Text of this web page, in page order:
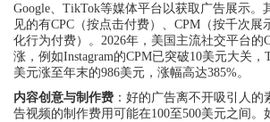
Google、TikTok等媒体平台以获取广告展示。
见的有CPC（按点击付费）、CPM（按千次展
化行为付费）。2026年，美国主流社交平台的
涨，例如Instagram的CPM已突破10美元大关
美元涨至年末的986美元，涨幅高达385%。
内容创意与制作费 ：好的广告离不开吸引人
告视频的制作费用可能在100至500美元之间。